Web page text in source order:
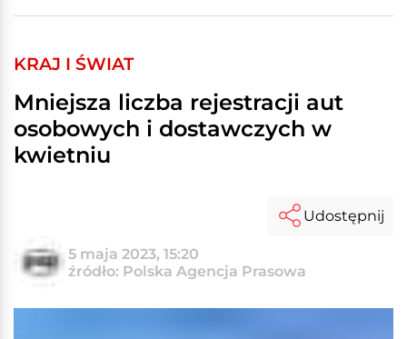
KRAJ I ŚWIAT
Mniejsza liczba rejestracji aut
osobowych i dostawczych w
kwietniu
5 maja 2023, 15:20
źródło: Polska Agencja Prasowa
Udostępnij